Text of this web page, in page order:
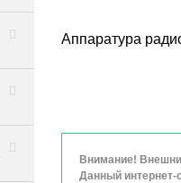
Аппаратура
Внимание!
Данный интернет-